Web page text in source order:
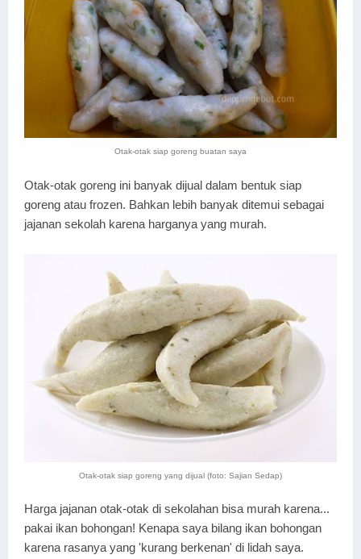
Otak-otak siap goreng buatan saya
Otak-otak goreng ini banyak dijual dalam bentuk siap
goreng atau frozen. Bahkan lebih banyak ditemui sebagai
jajanan sekolah karena harganya yang murah.
Otak-otak siap goreng yang dijual (foto: Sajian Sedap)
Harga jajanan otak-otak di sekolahan bisa murah karena...
pakai ikan bohongan! Kenapa saya bilang ikan bohongan
karena rasanya yang 'kurang berkenan' di lidah saya.